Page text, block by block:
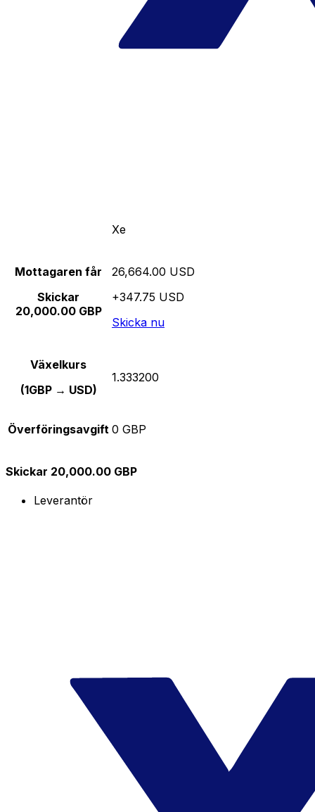
Xe
Mottagaren får
Skickar
20,000.00 GBP
26,664.00 USD
+347.75 USD
Skicka nu
Växelkurs
(1GBP → USD)
1.333200
Överföringsavgift 0 GBP
Skickar 20,000.00 GBP
Leverantör